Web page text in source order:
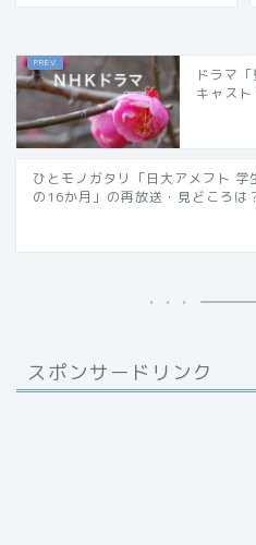
ドラマ
キャス
ひとモノガタリ「日大アメフト 学
の16か月」の再放送・見どころは
スポンサードリンク